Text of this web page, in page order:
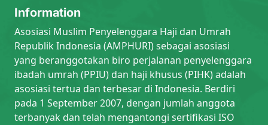
Information
Asosiasi Muslim Penyelenggara Haji dan Umrah
Republik Indonesia (AMPHURI) sebagai asosiasi
yang beranggotakan biro perjalanan penyelenggara
ibadah umrah (PPIU) dan haji khusus (PIHK) adalah
asosiasi tertua dan terbesar di Indonesia. Berdiri
pada 1 September 2007, dengan jumlah anggota
terbanyak dan telah mengantongi sertifikasi ISO